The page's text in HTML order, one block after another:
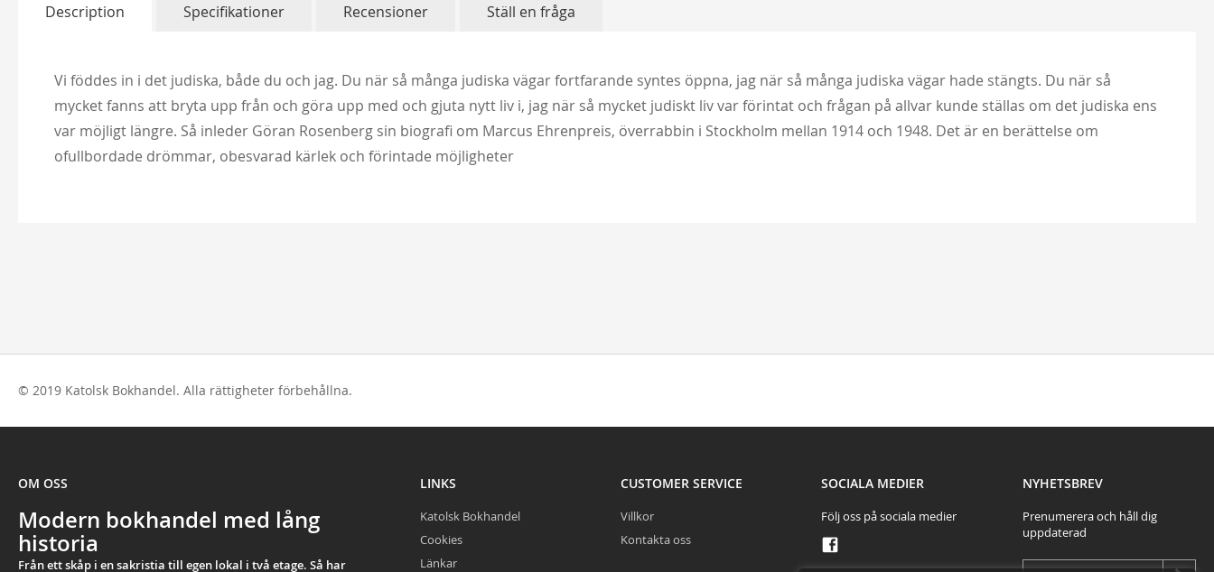
Description
Vi föddes in i det judiska, både du och jag. Du när så många judiska vägar fortfarande syntes öppna, jag när så många judiska vägar hade stängts. Du när så
mycket fanns att bryta upp från och göra upp med och gjuta nytt liv i, jag när så mycket judiskt liv var förintat och frågan på allvar kunde ställas om det judiska ens
var möjligt längre. Så inleder Göran Rosenberg sin biografi om Marcus Ehrenpreis, överrabbin i Stockholm mellan 1914 och 1948. Det är en berättelse om
ofullbordade drömmar, obesvarad kärlek och förintade möjligheter
Specifikationer Recensioner Ställ en fråga
© 2019 Katolsk Bokhandel. Alla rättigheter förbehållna.
OM OSS
Modern bokhandel med lång
historia
Från ett skåp i en sakristia till egen lokal i två etage. Så har
LINKS
Katolsk Bokhandel
Cookies
Länkar
CUSTOMER SERVICE
Villkor
Kontakta oss
SOCIALA MEDIER
Följ oss på sociala medier
NYHETSBREV
Prenumerera och håll dig
uppdaterad